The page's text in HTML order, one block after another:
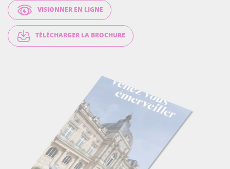
VISIONNER EN LIGNE
TÉLÉCHARGER LA BROCHURE